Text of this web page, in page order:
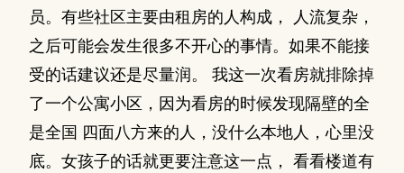
员。有些社区主要由租房的人构成， 人流复杂，
之后可能会发生很多不开心的事情。如果不能接
受的话建议还是尽量润。 我这一次看房就排除掉
了一个公寓小区，因为看房的时候发现隔壁的全
是全国 四面八方来的人，没什么本地人，心里没
底。女孩子的话就更要注意这一点， 看看楼道有